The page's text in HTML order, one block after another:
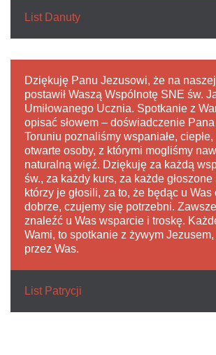
List Danuty
Dziękuję Panu Jezusowi, że na
postawił Waszą Wspólnotę SNE św.
Umiłowanego Ucznia. Spotkanie z
opisać słowem – doświadczenie
Toruniu poznaliśmy wspaniałe,
otwarte osoby, z którymi mogliśmy
naturalną więź. Dziękuję za każdą
św., za każdy kurs, za każde głoszone
którzy je głosili, za to, że będąc u
dobrze, czujemy się potrzebni.
znaleźć u Was wsparcie i troskę.
Wami, to spotkanie z żywym Jezusem,
przez Was.
List Patrycji